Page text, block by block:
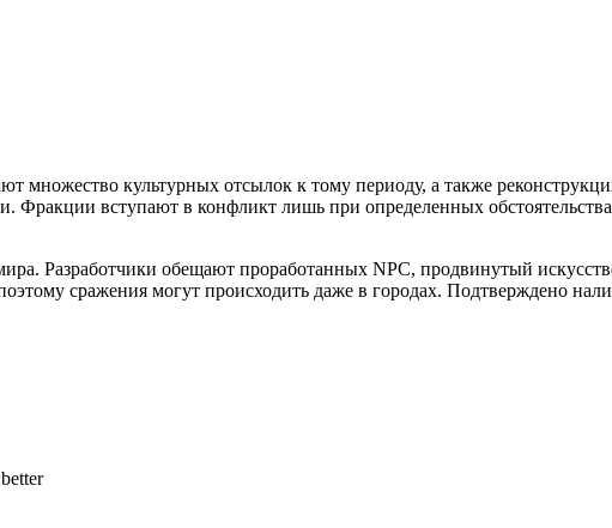
множество культурных отсылок к тому периоду, а также
Фракции вступают в конфликт лишь при определенных
Разработчики обещают проработанных NPC, продвинутый
сражения могут происходить даже в городах. Подтверждено